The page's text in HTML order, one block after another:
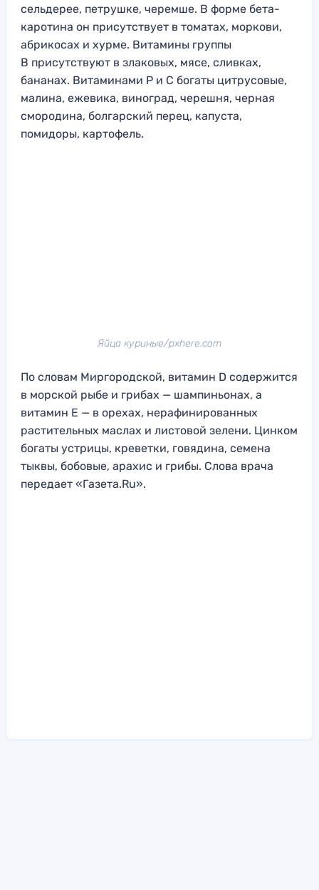
сельдерее, петрушке, черемше. В форме бета-
каротина он присутствует в томатах, моркови,
абрикосах и хурме. Витамины группы
В присутствуют в злаковых, мясе, сливках,
бананах. Витаминами Р и С богаты цитрусовые,
малина, ежевика, виноград, черешня, черная
смородина, болгарский перец, капуста,
помидоры, картофель.
Яйца куриные/pxhere.com
По словам Миргородской, витамин D содержится
в морской рыбе и грибах — шампиньонах, а
витамин Е — в орехах, нерафинированных
растительных маслах и листовой зелени. Цинком
богаты устрицы, креветки, говядина, семена
тыквы, бобовые, арахис и грибы. Слова врача
передает «Газета.Ru».